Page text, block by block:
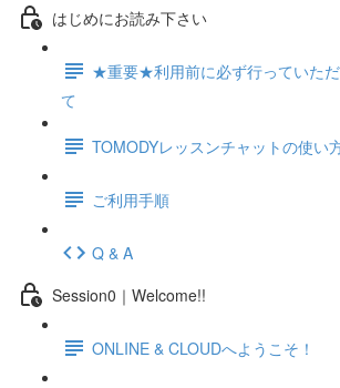
はじめにお読み下さい
★重要★利用前に必ず行っていた
て
TOMODYレッスンチャットの使い
ご利用手順
Q & A
Session0｜Welcome!!
ONLINE & CLOUDへようこそ！